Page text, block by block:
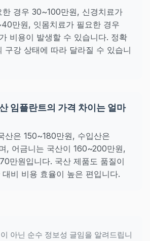
한 경우 30~100만원, 신경치료가
만원, 잇몸치료가 필요한 경우
비용이 발생할 수 있습니다. 정확
구강 상태에 따라 달라질 수 있습니
임플란트의 가격 차이는 얼마
산은 150~180만원, 수입산은
, 어금니는 국산이 160~200만원,
만원입니다. 국산 제품도 품질이
비 비용 효율이 높은 편입니다.
아닌 순수 정보성 글임을 알려드립니